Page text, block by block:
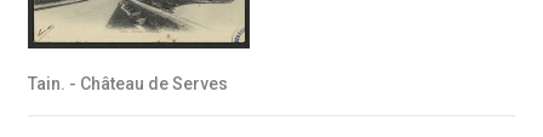
Tain. - Château de Serves